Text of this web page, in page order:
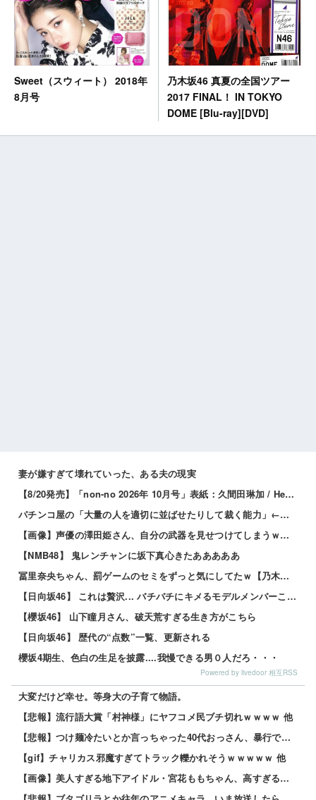
Sweet（スウィート） 2018年
8月号
乃木坂46 真夏の全国ツアー
2017 FINAL！ IN TOKYO
DOME [Blu-ray][DVD]
妻が嫌すぎて壊れていった、ある夫の現実
【8/20発売】「non-no 2026年 10月号」表紙：久間田琳加 / Hearts2Hearts
パチンコ屋の「大量の人を適切に並ばせたりして裁く能力」←これガチで凄いよなｗｗｗ
【画像】声優の澤田姫さん、自分の武器を見せつけてしまうｗｗｗｗ
【NMB48】 鬼レンチャンに坂下真心きたあああああ
冨里奈央ちゃん、罰ゲームのセミをずっと気にしてたｗ【乃木坂46】
【日向坂46】 これは贅沢... バチバチにキメるモデルメンバーこちら
【櫻坂46】 山下瞳月さん、破天荒すぎる生き方がこちら
【日向坂46】 歴代の“点数”一覧、更新される
櫻坂4期生、色白の生足を披露....我慢できる男０人だろ・・・
Powered by livedoor 相互RSS
大変だけど幸せ。等身大の子育て物語。
【悲報】流行語大賞「村神様」にヤフコメ民ブチ切れｗｗｗｗ 他
【悲報】つけ麺冷たいとか言っちゃった40代おっさん、暴行で私人逮捕されるｗｗｗｗ 他
【gif】チャリカス邪魔すぎてトラック轢かれそうｗｗｗｗｗ 他
【画像】美人すぎる地下アイドル・宮花ももちゃん、高すぎるスペックがこちらｗｗｗｗ 他